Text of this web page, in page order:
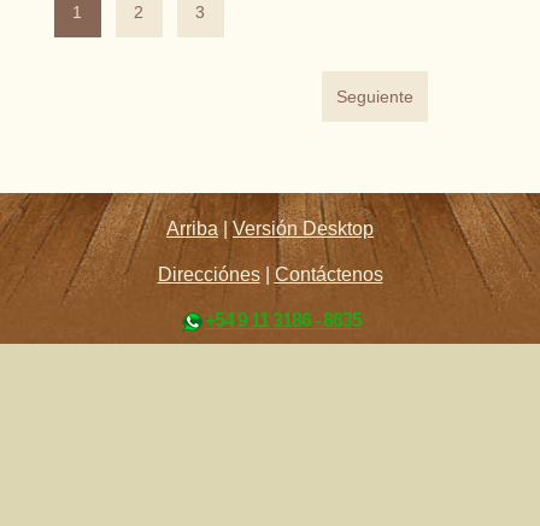
1 2 3
Seguiente
Arriba |Versión Desktop
Direcciónes| Contáctenos
+54 9 11 3186 - 8635